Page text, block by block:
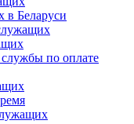
в Беларуси
по оплате